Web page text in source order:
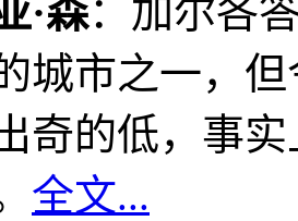
·森：加尔各
城市之一，
奇的低，事
全文...